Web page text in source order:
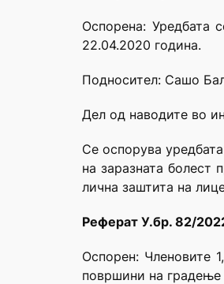
Оспорена: Уредбата
22.04.2020 година.
Подносител: Сашо
Дел од наводите во
Се оспорува
на заразната болест
лична заштита на
Реферат У.бр. 82/
Оспорен: Членовите
површини на градење